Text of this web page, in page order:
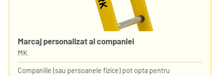
Marcaj personalizat al companiei
MK
Companiile (sau persoanele fizice) pot opta pentru